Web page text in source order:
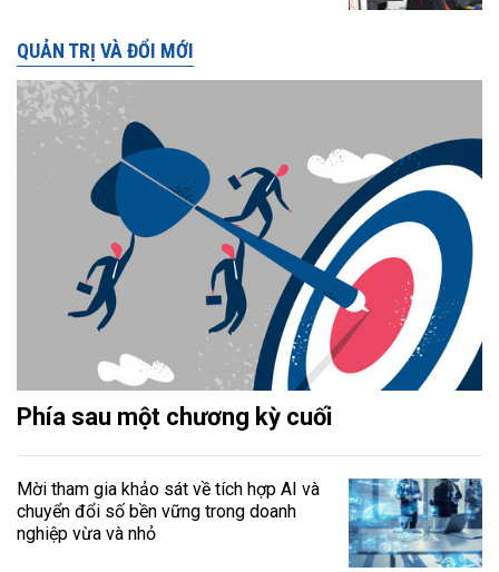
QUẢN TRỊ VÀ ĐỔI MỚI
Phía sau một chương kỳ cuối
Mời tham gia khảo sát về tích hợp AI và
chuyển đổi số bền vững trong doanh
nghiệp vừa và nhỏ